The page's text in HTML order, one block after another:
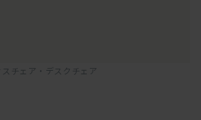
スチェア・デスクチェア